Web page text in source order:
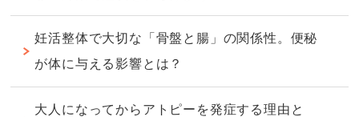
妊活整体で大切な「骨盤と腸」の関係性。便秘
が体に与える影響とは？
大人になってからアトピーを発症する理由と